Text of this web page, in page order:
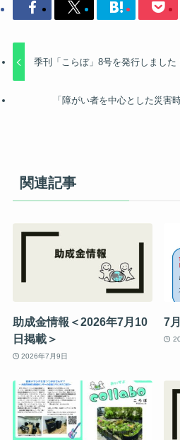
季刊「こらぼ」8号を発行しました
「障がい者を中心とした災害
関連記事
助成金情報＜2026年7月10
日掲載＞
2026年7月9日
7